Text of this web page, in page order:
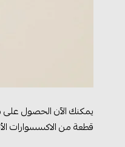
يمكنك الآن الحصول على
قطعة من الاكسسوارات